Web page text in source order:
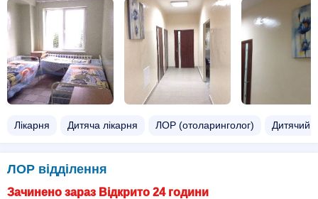
Лікарня Дитяча лікарня ЛОР (отоларинголог) Дитячий
ЛОР відділення
Зачинено зараз Відкрито 24 години